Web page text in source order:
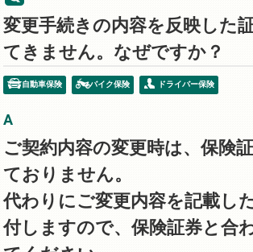
変更手続きの内容を反映した
てきません。なぜですか？
自動車保険 バイク保険 ドライバー保険
ご契約内容の変更時は、保険
ておりません。
代わりにご変更内容を記載し
付しますので、保険証券と合